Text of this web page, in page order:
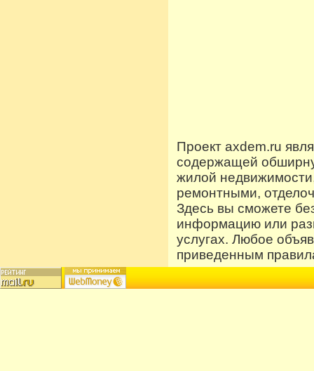
Проект axdem.ru
содержащей
жилой
ремонтными,
Здесь вы сможете
информацию или
услугах. Любое
приведенным